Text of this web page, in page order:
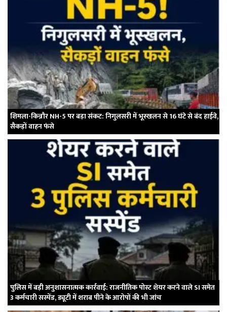
शिमला-किन्नौर NH-5 पर बड़ा संकट: निगुलसरी में भूस्खलन से 16 घंटे से बंद हाईवे,
सैकड़ों वाहन फंसे
पुलिस में बड़ी अनुशासनात्मक कार्रवाई: राजनीतिक पोस्ट शेयर करने वाले SI समेत
3 कर्मचारी सस्पेंड, ड्यूटी में शराब पीने के आरोपों की भी जांच